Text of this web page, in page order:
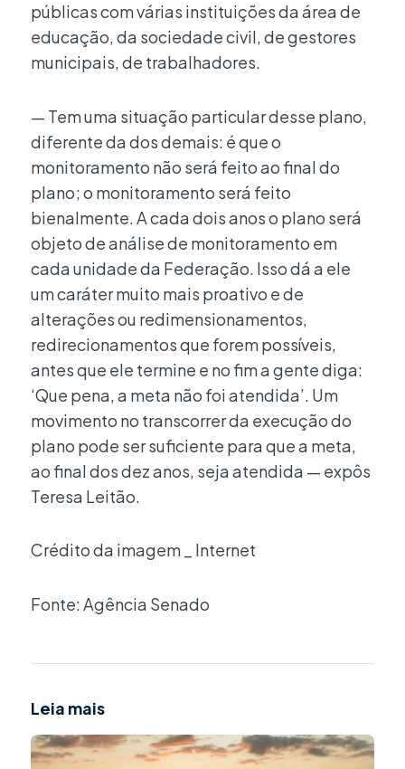
públicas com várias instituições da área de
educação, da sociedade civil, de gestores
municipais, de trabalhadores.
— Tem uma situação particular desse plano,
diferente da dos demais: é que o
monitoramento não será feito ao final do
plano; o monitoramento será feito
bienalmente. A cada dois anos o plano será
objeto de análise de monitoramento em
cada unidade da Federação. Isso dá a ele
um caráter muito mais proativo e de
alterações ou redimensionamentos,
redirecionamentos que forem possíveis,
antes que ele termine e no fim a gente diga:
‘Que pena, a meta não foi atendida’. Um
movimento no transcorrer da execução do
plano pode ser suficiente para que a meta,
ao final dos dez anos, seja atendida — expôs
Teresa Leitão.
Crédito da imagem _ Internet
Fonte: Agência Senado
Leia mais